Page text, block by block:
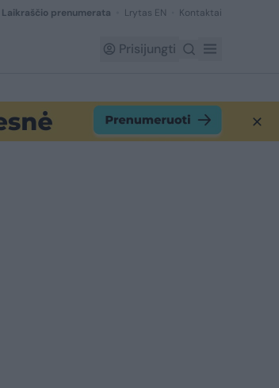
Laikraščio prenumerata Lrytas EN Kontaktai
Prisijungti